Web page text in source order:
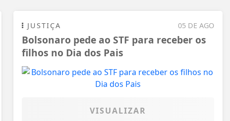
05 DE AGO
JUSTIÇA
Bolsonaro pede ao STF para receber os
filhos no Dia dos Pais
VISUALIZAR